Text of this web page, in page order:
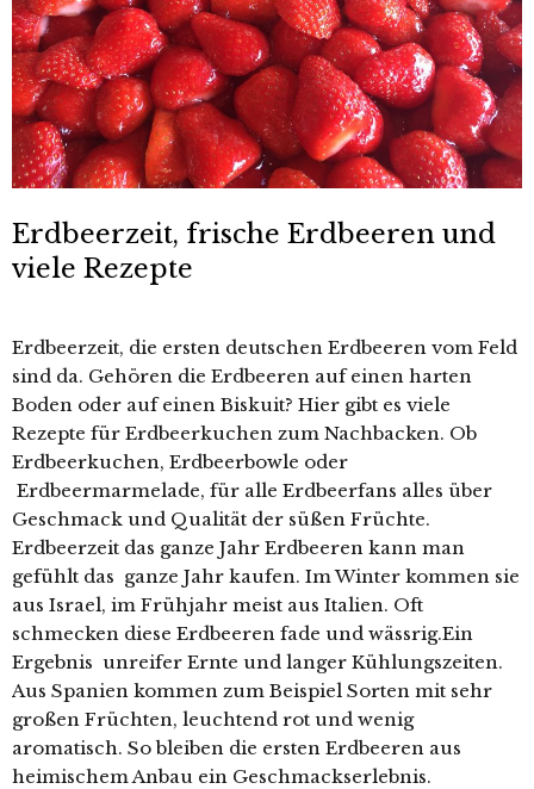
Erdbeerzeit, frische Erdbeeren und
viele Rezepte
Erdbeerzeit, die ersten deutschen Erdbeeren vom Feld
sind da. Gehören die Erdbeeren auf einen harten
Boden oder auf einen Biskuit? Hier gibt es viele
Rezepte für Erdbeerkuchen zum Nachbacken. Ob
Erdbeerkuchen, Erdbeerbowle oder
Erdbeermarmelade, für alle Erdbeerfans alles über
Geschmack und Qualität der süßen Früchte.
Erdbeerzeit das ganze Jahr Erdbeeren kann man
gefühlt das ganze Jahr kaufen. Im Winter kommen sie
aus Israel, im Frühjahr meist aus Italien. Oft
schmecken diese Erdbeeren fade und wässrig.Ein
Ergebnis unreifer Ernte und langer Kühlungszeiten.
Aus Spanien kommen zum Beispiel Sorten mit sehr
großen Früchten, leuchtend rot und wenig
aromatisch. So bleiben die ersten Erdbeeren aus
heimischem Anbau ein Geschmackserlebnis.